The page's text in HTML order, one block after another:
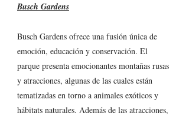
Busch Gardens
Busch Gardens ofrece una fusión única de
emoción, educación y conservación. El
parque presenta emocionantes montañas rusas
y atracciones, algunas de las cuales están
tematizadas en torno a animales exóticos y
hábitats naturales. Además de las atracciones,